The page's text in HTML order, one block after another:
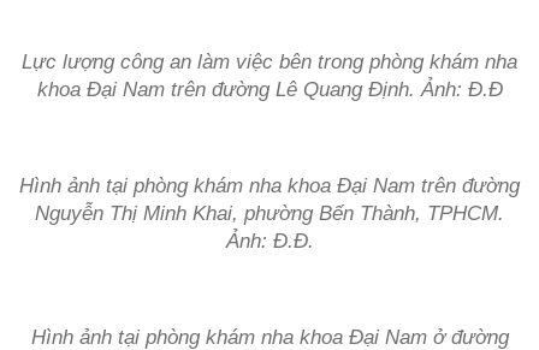
Lực lượng công an làm việc bên trong phòng khám nha
khoa Đại Nam trên đường Lê Quang Định. Ảnh: Đ.Đ
Hình ảnh tại phòng khám nha khoa Đại Nam trên đường
Nguyễn Thị Minh Khai, phường Bến Thành, TPHCM.
Ảnh: Đ.Đ.
Hình ảnh tại phòng khám nha khoa Đại Nam ở đường